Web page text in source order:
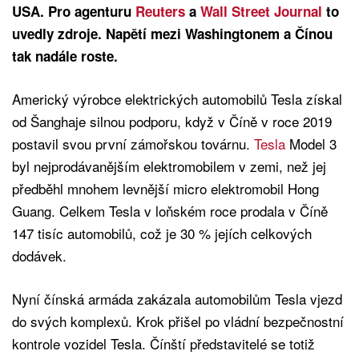
USA. Pro agenturu Reuters a Wall Street Journal to
uvedly zdroje. Napětí mezi Washingtonem a Čínou
tak nadále roste.
Americký výrobce elektrických automobilů Tesla získal
od Šanghaje silnou podporu, když v Číně v roce 2019
postavil svou první zámořskou továrnu. Tesla Model 3
byl nejprodávanějším elektromobilem v zemi, než jej
předběhl mnohem levnější micro elektromobil Hong
Guang. Celkem Tesla v loňském roce prodala v Číně
147 tisíc automobilů, což je 30 % jejích celkových
dodávek.
Nyní čínská armáda zakázala automobilům Tesla vjezd
do svých komplexů. Krok přišel po vládní bezpečnostní
kontrole vozidel Tesla. Čínští představitelé se totiž